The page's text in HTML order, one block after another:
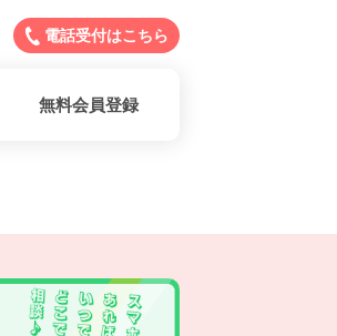
電話受付はこちら
無料会員登録